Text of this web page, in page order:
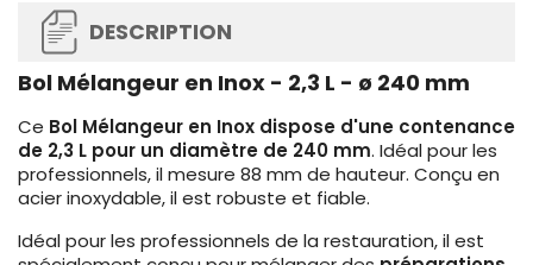
DESCRIPTION
Bol Mélangeur en Inox - 2,3 L - ø 240 mm
Ce Bol Mélangeur en Inox dispose d'une contenance
de 2,3 L pour un diamètre de 240 mm. Idéal pour les
professionnels, il mesure 88 mm de hauteur. Conçu en
acier inoxydable, il est robuste et fiable.
Idéal pour les professionnels de la restauration, il est